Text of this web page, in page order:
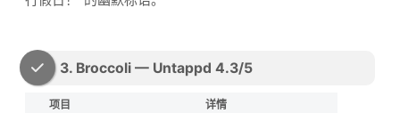
3. Broccoli — Untappd 4.3/5
项目
详情